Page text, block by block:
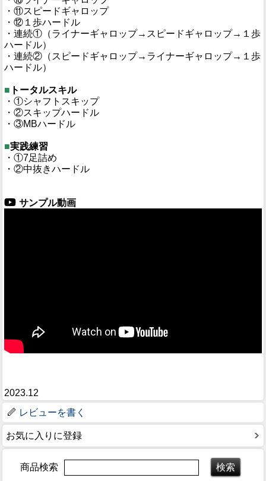
・⑪スピードギャロップ
・⑫１歩ハードル
・連続①（ライナーギャロップ→スピードギャロップ→１歩
ハードル）
・連続②（スピードギャロップ→ライナーギャロップ→１歩
ハードル）
■ トータルスキル
・①シャフトスキップ
・②スキップハードル
・③MBハードル
■実践練習
・①7足詰め
・②中抜きハードル
サンプル動画
2023.12
レビューを書く
お気に入りに登録
商品検索